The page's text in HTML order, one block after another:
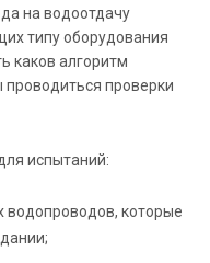
на водоотдачу
типу оборудования
каков алгоритм
проверки
испытаний:
которые